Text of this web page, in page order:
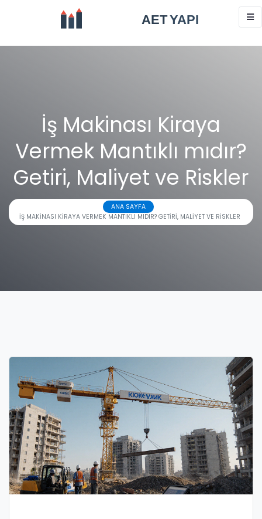
İş Makinası Kiraya
Vermek Mantıklı mıdır?
Getiri, Maliyet ve Riskler
ANA SAYFA
İŞ MAKINASI KIRAYA VERMEK MANTIKLI MIDIR? GETIRI, MALIYET VE RISKLER